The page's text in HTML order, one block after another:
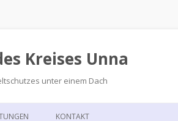
Kreises Unna
unter einem Dach
Zum
KONTAKT